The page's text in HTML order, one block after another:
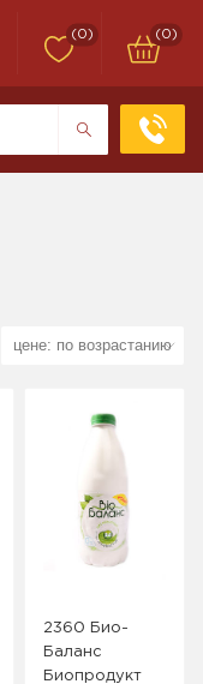
(0) (0)
2360 Био-
Баланс
Биопродукт